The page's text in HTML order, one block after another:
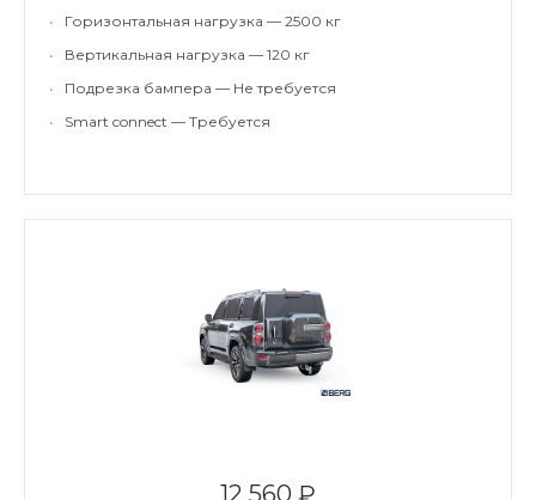
•
Горизонтальная нагрузка — 2500 кг
•
Вертикальная нагрузка — 120 кг
•
Подрезка бампера — Не требуется
•
Smart connect — Требуется
12 560 ₽